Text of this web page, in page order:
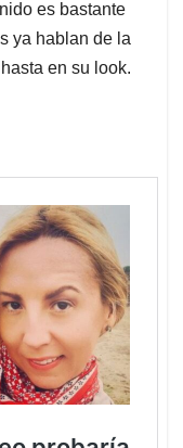
es bastante
ya hablan de la
en su look.